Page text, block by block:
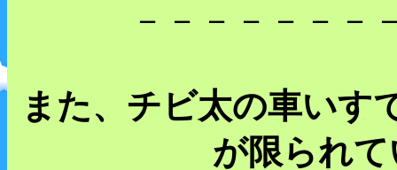
－－－－－－－
また、チビ太の車いす
が限られ